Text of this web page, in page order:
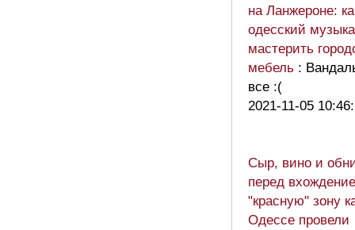
на Ланжероне:
одесский
мастерить
мебель :
все :(
2021-11-05
Сыр, вино и
перед
"красную" зону
Одессе провели